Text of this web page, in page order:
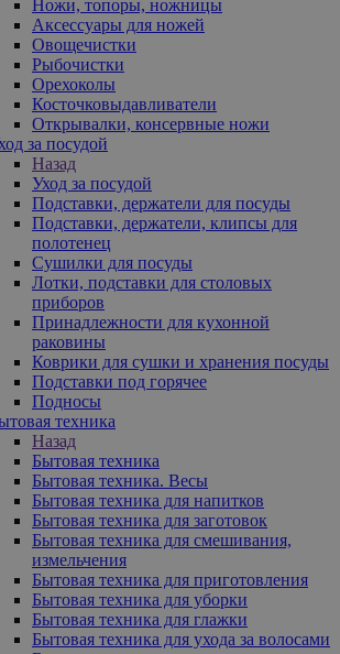
Ножи, топоры, ножницы
Аксессуары для ножей
Овощечистки
Рыбочистки
Орехоколы
Косточковыдавливатели
Открывалки, консервные ножи
за посудой
Назад
Уход за посудой
Подставки, держатели для посуды
Подставки, держатели, клипсы для
полотенец
Сушилки для посуды
Лотки, подставки для столовых
приборов
Принадлежности для кухонной
раковины
Коврики для сушки и хранения посуды
Подставки под горячее
Подносы
техника
Назад
Бытовая техника
Бытовая техника. Весы
Бытовая техника для напитков
Бытовая техника для заготовок
Бытовая техника для смешивания,
измельчения
Бытовая техника для приготовления
Бытовая техника для уборки
Бытовая техника для глажки
Бытовая техника для ухода за волосами